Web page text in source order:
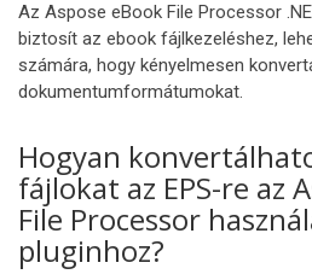
Az Aspose eBook File Processor
biztosít az ebook fájlkezeléshez,
számára, hogy kényelmesen
dokumentumformátumokat.
Hogyan
fájlokat az EPS-re az
File Processor
pluginhoz?